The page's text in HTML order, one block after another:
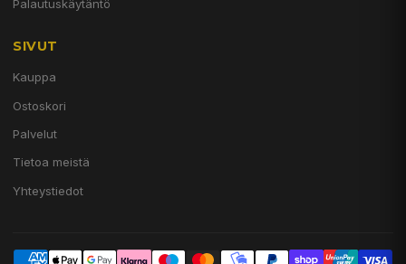
Palautuskäytäntö
SIVUT
Kauppa
Ostoskori
Palvelut
Tietoa meistä
Yhteystiedot